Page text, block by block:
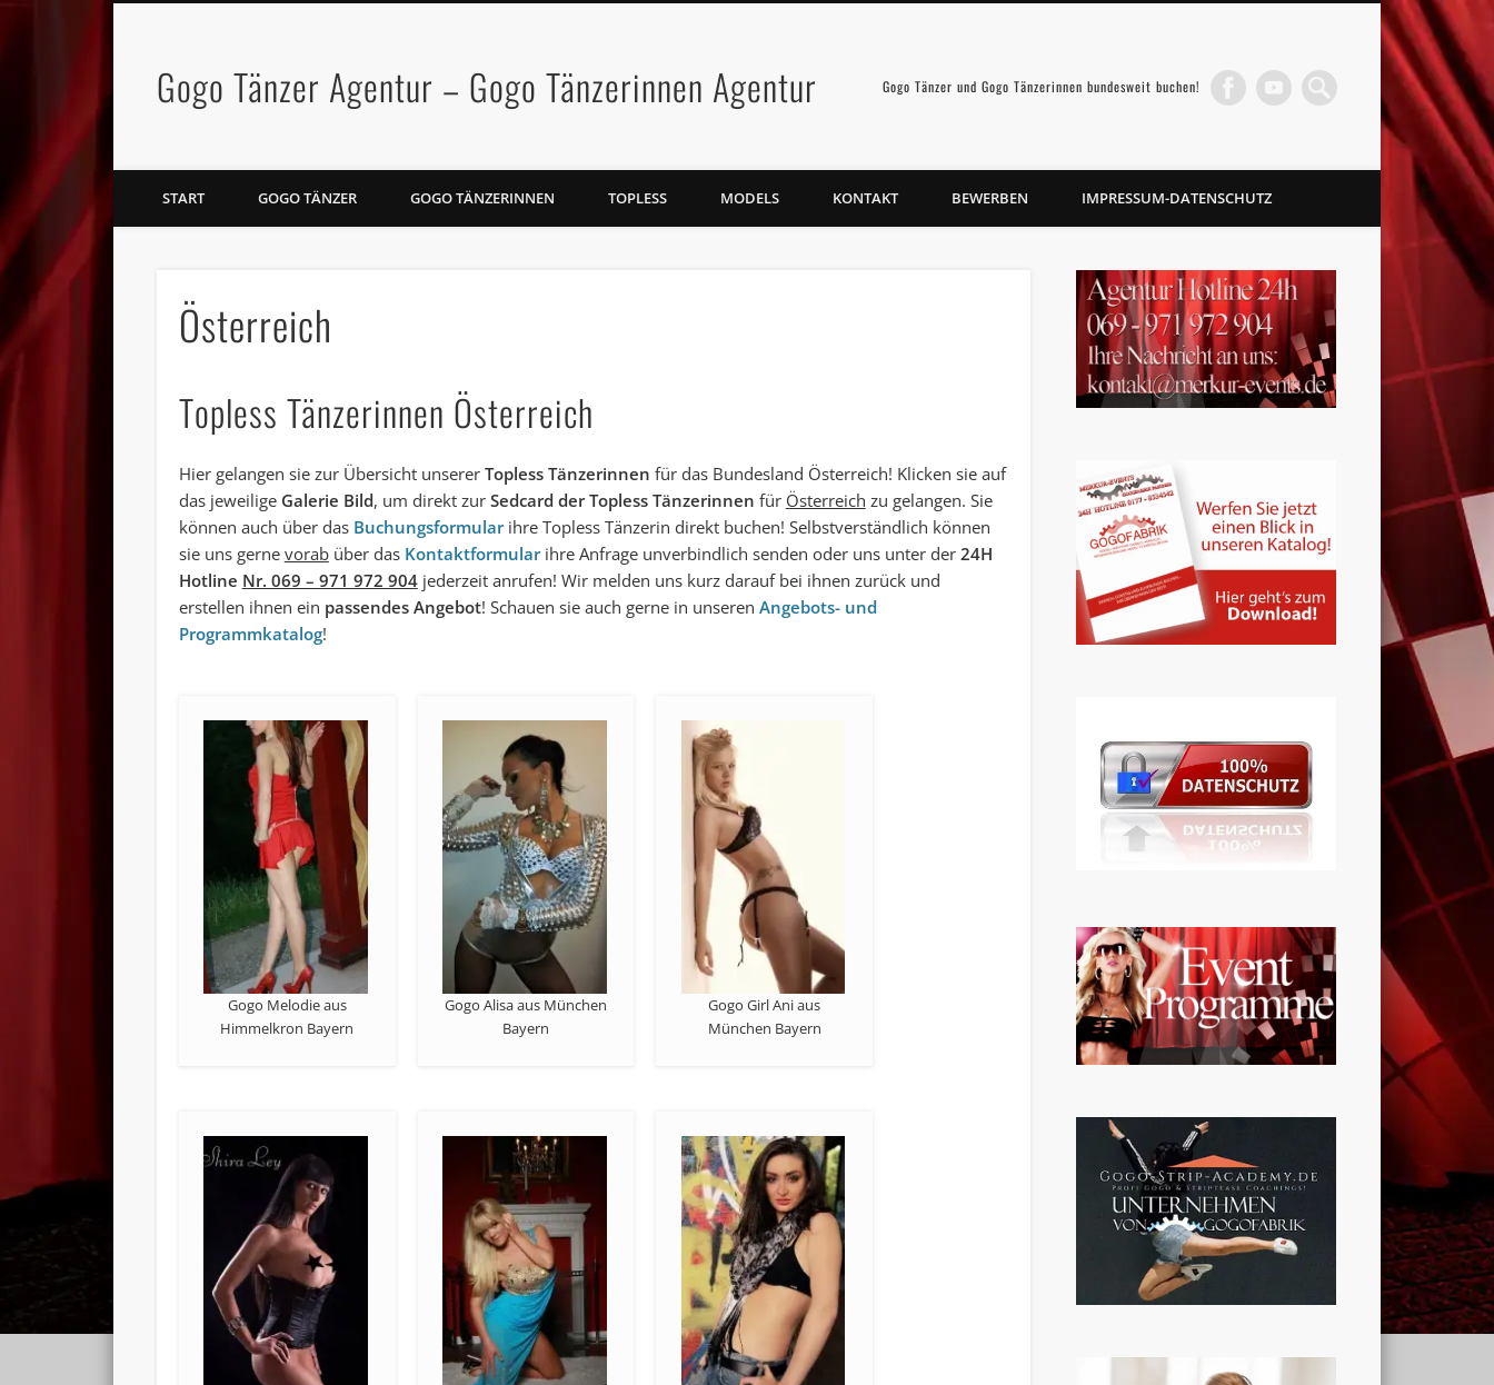
Gogo Tänzer Agentur – Gogo Tänzerinnen Agentur Gogo Tänzer und Gogo Tänzerinnen bundesweit buchen!
FacebookVimeo
START GOGO TÄNZER GOGO TÄNZERINNEN TOPLESS MODELS KONTAKT BEWERBEN IMPRESSUM-DATENSCHUTZ
Österreich
Topless Tänzerinnen Österreich
Hier gelangen sie zur Übersicht unserer Topless Tänzerinnen für das Bundesland Österreich! Klicken sie auf
das jeweilige Galerie Bild, um direkt zur Sedcard der Topless Tänzerinnen für Österreich zu gelangen. Sie
können auch über das Buchungsformularihre Topless Tänzerin direkt buchen! Selbstverständlich können
sie uns gerne vorabüber das Kontaktformularihre Anfrage unverbindlich senden oder uns unter der 24H
Hotline Nr. 069 – 971 972 904jederzeit anrufen! Wir melden uns kurz darauf bei ihnen zurück und
erstellen ihnen ein passendes Angebot! Schauen sie auch gerne in unseren Angebots- und
Programmkatalog!
Gogo Melodie aus
Himmelkron Bayern
Gogo Alisa aus München
Bayern
Gogo Girl Ani aus
München Bayern